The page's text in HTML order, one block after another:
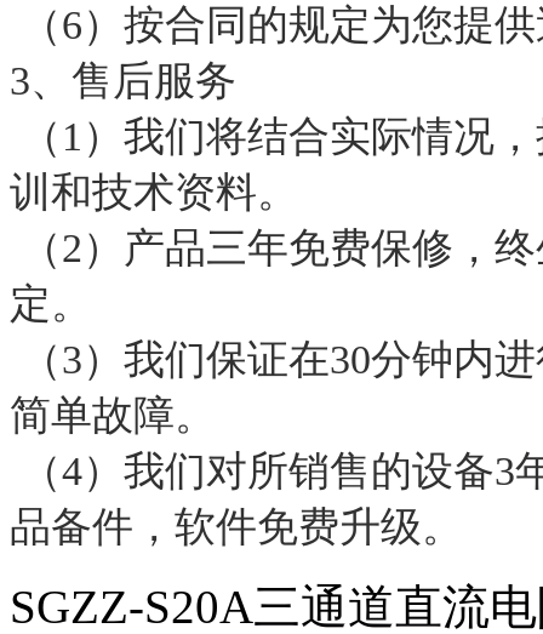
（6）按合同的规定为您提
3、售后服务
（1）我们将结合实际情况
训和技术资料。
（2）产品三年免费保修，
定。
（3）我们保证在30分钟内
简单故障。
（4）我们对所销售的设备
品备件，软件免费升级。
SGZZ-S20A三通道直流